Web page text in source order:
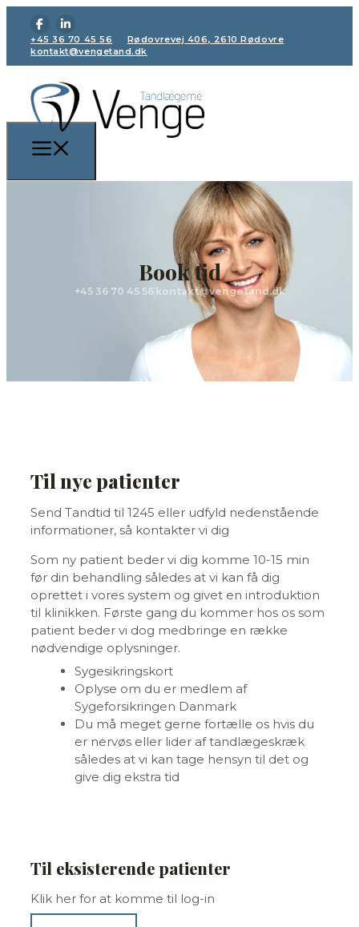
+45 36 70 45 56
Rødovrevej 406, 2610 Rødovre
kontakt@vengetand.dk
Book tid
+45 36 70 45 56 kontakt@vengetand.dk
Til nye patienter
Send Tandtid til 1245 eller udfyld nedenstående
informationer, så kontakter vi dig
Som ny patient beder vi dig komme 10-15 min
før din behandling således at vi kan få dig
oprettet i vores system og givet en introduktion
til klinikken. Første gang du kommer hos os som
patient beder vi dog medbringe en række
nødvendige oplysninger.
Sygesikringskort
Oplyse om du er medlem af
Sygeforsikringen Danmark
Du må meget gerne fortælle os hvis du
er nervøs eller lider af tandlægeskræk
således at vi kan tage hensyn til det og
give dig ekstra tid
Til eksisterende patienter
Klik her for at komme til log-in